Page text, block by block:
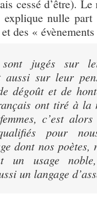
cessé d’être).
nulle
des «
jugés sur
aussi sur leur
dégoût et de
ont tiré à la
c’est
pour
dont nos poètes,
un usage noble,
un langage